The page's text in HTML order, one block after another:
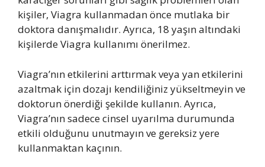
kişiler, Viagra kullanmadan önce mutlaka bir
doktora danışmalıdır. Ayrıca, 18 yaşın altındaki
kişilerde Viagra kullanımı önerilmez.
Viagra’nın etkilerini arttırmak veya yan etkilerini
azaltmak için dozajı kendiliğiniz yükseltmeyin ve
doktorun önerdiği şekilde kullanın. Ayrıca,
Viagra’nın sadece cinsel uyarılma durumunda
etkili olduğunu unutmayın ve gereksiz yere
kullanmaktan kaçının.